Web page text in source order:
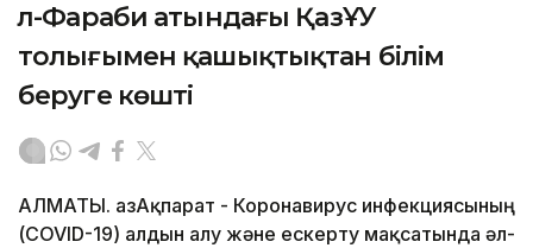
Әл-Фараби атындағы ҚазҰУ
толығымен қашықтықтан білім
беруге көшті
АЛМАТЫ. ҚазАқпарат - Коронавирус инфекциясының
(COVID-19) алдын алу және ескерту мақсатында әл-